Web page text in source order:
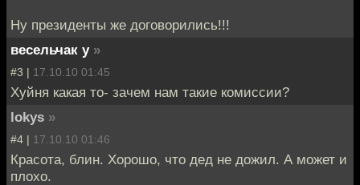
Ну президенты же договорились!!!
весельчак у »
#3 | 17.10.10 01:45
Хуйня какая то- зачем нам такие комиссии?
lokys »
#4 | 17.10.10 01:46
Красота, блин. Хорошо, что дед не дожил. А может и
плохо.